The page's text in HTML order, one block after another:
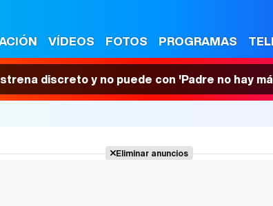
VÍDEOS FOTOS PROGRAMAS
discreto y no puede con 'Padre no hay
Eliminar anuncios